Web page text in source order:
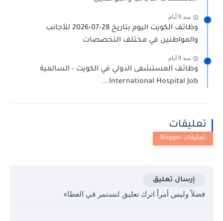
منذ 9 أيام
وظائف الكويت اليوم بتاريخ 28-07-2026 للأجانب
والمواطنين في مختلف التخصصات
منذ 9 أيام
وظائف المستشفى الدولي في الكويت - السالمية
International Hospital Job...
تعليقات
إرسال تعليق
فضلاً وليس أمراً اترك تعليق لنستمر في العطاء